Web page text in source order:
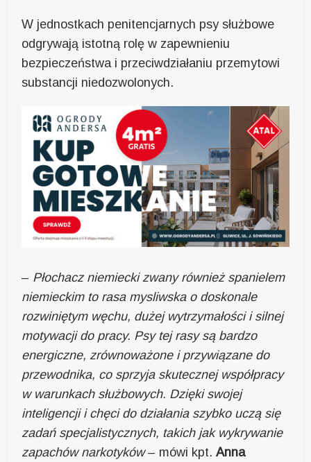
W jednostkach penitencjarnych psy służbowe
odgrywają istotną rolę w zapewnieniu
bezpieczeństwa i przeciwdziałaniu przemytowi
substancji niedozwolonych.
– Płochacz niemiecki zwany również spanielem
niemieckim to rasa mysliwska o doskonale
rozwiniętym węchu, dużej wytrzymałości i silnej
motywacji do pracy. Psy tej rasy są bardzo
energiczne, zrównoważone i przywiązane do
przewodnika, co sprzyja skutecznej współpracy
w warunkach służbowych. Dzięki swojej
inteligencji i chęci do działania szybko uczą się
zadań specjalistycznych, takich jak wykrywanie
zapachów narkotyków– mówi kpt.Anna